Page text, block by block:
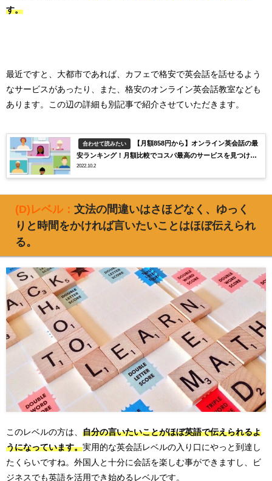
す。
最近ですと、大都市であれば、カフェで格安で英会話を話せるよう
なサービスがあったり、また、格安のオンライン英会話教室なども
あります。この辺の詳細も別記事で紹介させていただきます。
合わせて読みたい
【月額858円から】オンライン英会話の最
安ランキング！月額比較でコスパ最高のサービスを見つけ出
そう！
2022.10.2
(D)レベル： 文法の間違いはさほどなく、ゆっく
りと時間をかければ言いたいことはほぼ伝えられ
る。
このレベルの方は、 自分の言いたいことがほぼ英語で伝えられるよ
うになっています。実用的な英会話レベルの入り口にやっと到達し
たくらいですね。外国人と十分に会話を楽しむ事ができますし、ビ
ジネスでも英語を活用でき始めるレベルです。